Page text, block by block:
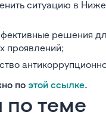
ситуацию в
решения
проявлений;
по этой ссылке.
по теме